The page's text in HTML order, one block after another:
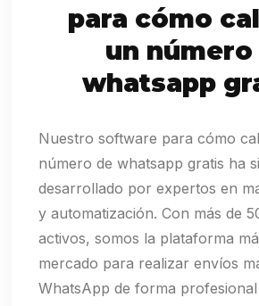
para cómo
un número
whatsapp
Nuestro software para cómo
número de whatsapp gratis ha
desarrollado por expertos en
y automatización. Con más de
activos, somos la plataforma
mercado para realizar envíos
WhatsApp de forma